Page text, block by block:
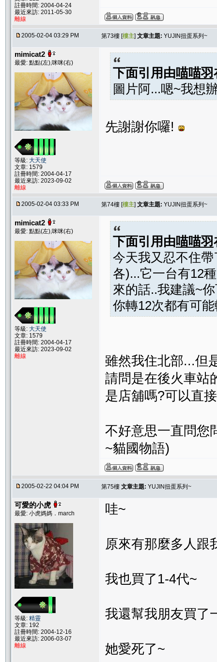
註冊時間: 2004-04-24
最近來訪: 2011-05-30
離線
2005-02-04 03:29 PM 第73樓 [樓主] 文章主題: YUJIN扭蛋系列~
mimicat2
最愛: 點點(左),咪咪(右)
等級: 大天使
文章: 1579
註冊時間: 2004-04-17
最近來訪: 2023-09-02
離線
下面引用由喵喵羽
圖片阿...嗯~我想
先謝謝你囉!
2005-02-04 03:33 PM 第74樓 [樓主] 文章主題: YUJIN扭蛋系列~
mimicat2
最愛: 點點(左),咪咪(右)
等級: 大天使
文章: 1579
註冊時間: 2004-04-17
最近來訪: 2023-09-02
離線
下面引用由喵喵羽
今天我又忍不住
各)...它一台有12
來的話..我建議~
你轉12次都有可
雖然我住北部...但
請問是在後火車站
是店舖嗎?可以直
不好意思一直問您
~貓國物語)
2005-02-22 04:04 PM 第75樓 文章主題: YUJIN扭蛋系列~
可愛的小虎
最愛: 小虎媽媽．march
等級: 精靈
文章: 192
註冊時間: 2004-12-16
最近來訪: 2006-03-07
離線
哇~
原來有那麼多人跟
我也買了1-4代~
我還幫我朋友買了
她愛死了~